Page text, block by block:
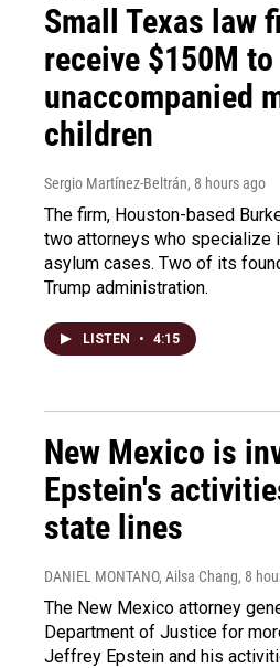
Small Texas law
receive $150M
unaccompanied
children
Sergio Martínez-Beltrán, 8 hours ago
The firm, Houston-based
two attorneys who specialize
asylum cases. Two of its
Trump administration.
LISTEN • 4:15
New Mexico is
Epstein's
state lines
DANIEL MONTANO, Ailsa Chang, 8
The New Mexico attorney
Department of Justice for
Jeffrey Epstein and his